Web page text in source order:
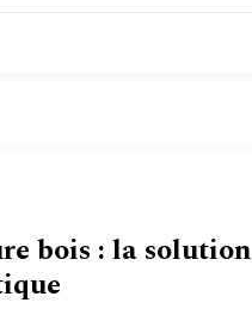
bois : la solution